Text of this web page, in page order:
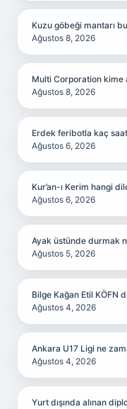
Kuzu göbeği mantarı
Ağustos 8, 2026
Multi Corporation kime
Ağustos 8, 2026
Erdek feribotla kaç
Ağustos 6, 2026
Kur’an-ı Kerim hangi
Ağustos 6, 2026
Ayak üstünde durmak
Ağustos 5, 2026
Bilge Kağan Etil KÖFN
Ağustos 4, 2026
Ankara U17 Ligi ne
Ağustos 4, 2026
Yurt dışında alınan